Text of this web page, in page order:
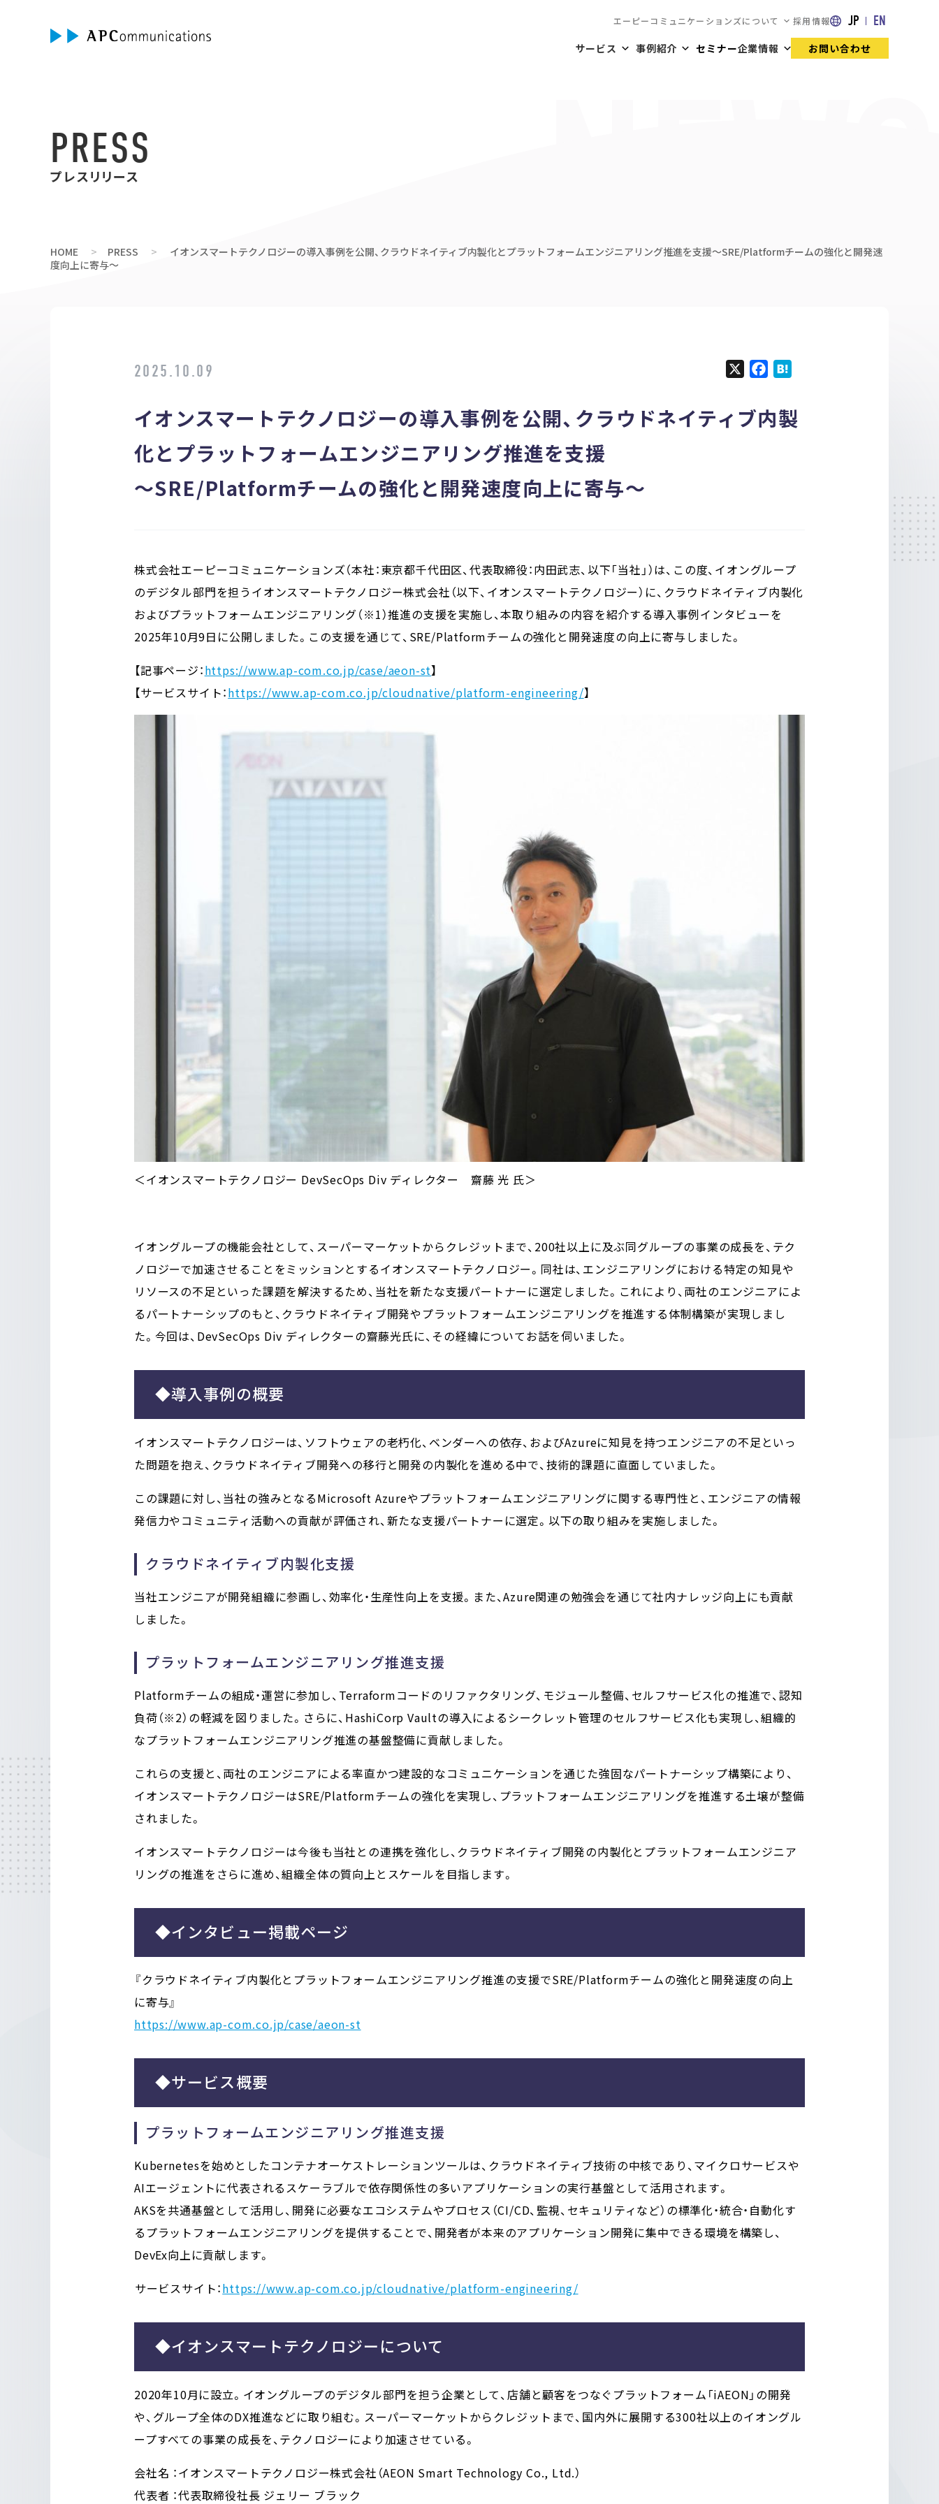
エーピーコミュニケーションズについて 採用情報 JP EN
サービス 事例紹介 セミナー企業情報 お問い合わせ
PRESS
プレスリリース
HOME PRESS
イオンスマートテクノロジーの導入事例を公開、クラウドネイティブ内製化とプラットフォームエンジニアリング推進を支援～SRE/Platformチームの強化と開発速
度向上に寄与～
2025.10.09
イオンスマートテクノロジーの導入事例を公開、クラウドネイティブ内製
化とプラットフォームエンジニアリング推進を支援
～SRE/Platformチームの強化と開発速度向上に寄与～
X F
a
c
e
t
e
株式会社エーピーコミュニケーションズ（本社：東京都千代田区、代表取締役：内田武志、以下「当社」）は、この度、イオングループ
のデジタル部門を担うイオンスマートテクノロジー株式会社（以下、イオンスマートテクノロジー）に、クラウドネイティブ内製化
およびプラットフォームエンジニアリング（※1）推進の支援を実施し、本取り組みの内容を紹介する導入事例インタビューを
2025年10月9日に公開しました。この支援を通じて、SRE/Platformチームの強化と開発速度の向上に寄与しました。
【記事ページ：https://www.ap-com.co.jp/case/aeon-st】
【サービスサイト：https://www.ap-com.co.jp/cloudnative/platform-engineering/】
＜イオンスマートテクノロジー DevSecOps Div ディレクター 齋藤 光 氏＞
イオングループの機能会社として、スーパーマーケットからクレジットまで、200社以上に及ぶ同グループの事業の成長を、テク
ノロジーで加速させることをミッションとするイオンスマートテクノロジー。同社は、エンジニアリングにおける特定の知見や
リソースの不足といった課題を解決するため、当社を新たな支援パートナーに選定しました。これにより、両社のエンジニアによ
るパートナーシップのもと、クラウドネイティブ開発やプラットフォームエンジニアリングを推進する体制構築が実現しまし
た。今回は、DevSecOps Div ディレクターの齋藤光氏に、その経緯についてお話を伺いました。
◆導入事例の概要
イオンスマートテクノロジーは、ソフトウェアの老朽化、ベンダーへの依存、およびAzureに知見を持つエンジニアの不足といっ
た問題を抱え、クラウドネイティブ開発への移行と開発の内製化を進める中で、技術的課題に直面していました。
この課題に対し、当社の強みとなるMicrosoft Azureやプラットフォームエンジニアリングに関する専門性と、エンジニアの情報
発信力やコミュニティ活動への貢献が評価され、新たな支援パートナーに選定。以下の取り組みを実施しました。
クラウドネイティブ内製化支援
当社エンジニアが開発組織に参画し、効率化・生産性向上を支援。また、Azure関連の勉強会を通じて社内ナレッジ向上にも貢献
しました。
プラットフォームエンジニアリング推進支援
Platformチームの組成・運営に参加し、Terraformコードのリファクタリング、モジュール整備、セルフサービス化の推進で、認知
負荷（※2）の軽減を図りました。さらに、HashiCorp Vaultの導入によるシークレット管理のセルフサービス化も実現し、組織的
なプラットフォームエンジニアリング推進の基盤整備に貢献しました。
これらの支援と、両社のエンジニアによる率直かつ建設的なコミュニケーションを通じた強固なパートナーシップ構築により、
イオンスマートテクノロジーはSRE/Platformチームの強化を実現し、プラットフォームエンジニアリングを推進する土壌が整備
されました。
イオンスマートテクノロジーは今後も当社との連携を強化し、クラウドネイティブ開発の内製化とプラットフォームエンジニア
リングの推進をさらに進め、組織全体の質向上とスケールを目指します。
◆インタビュー掲載ページ
『クラウドネイティブ内製化とプラットフォームエンジニアリング推進の支援でSRE/Platformチームの強化と開発速度の向上
に寄与』
https://www.ap-com.co.jp/case/aeon-st
◆サービス概要
プラットフォームエンジニアリング推進支援
Kubernetesを始めとしたコンテナオーケストレーションツールは、クラウドネイティブ技術の中核であり、マイクロサービスや
AIエージェントに代表されるスケーラブルで依存関係性の多いアプリケーションの実行基盤として活用されます。
AKSを共通基盤として活用し、開発に必要なエコシステムやプロセス（CI/CD、監視、セキュリティなど）の標準化・統合・自動化す
るプラットフォームエンジニアリングを提供することで、開発者が本来のアプリケーション開発に集中できる環境を構築し、
DevEx向上に貢献します。
――サービスサイト：https://www.ap-com.co.jp/cloudnative/platform-engineering/
◆イオンスマートテクノロジーについて
2020年10月に設立。イオングループのデジタル部門を担う企業として、店舗と顧客をつなぐプラットフォーム「iAEON」の開発
や、グループ全体のDX推進などに取り組む。スーパーマーケットからクレジットまで、国内外に展開する300社以上のイオングル
ープすべての事業の成長を、テクノロジーにより加速させている。
会社名 ：イオンスマートテクノロジー株式会社（AEON Smart Technology Co., Ltd.）
代表者 ：代表取締役社長 ジェリー ブラック